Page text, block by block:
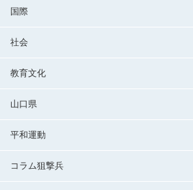
国際
社会
教育文化
山口県
平和運動
コラム狙撃兵